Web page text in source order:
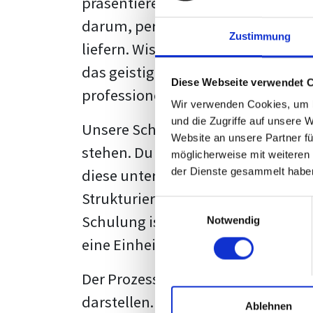
Zustimmung
Diese Webseite verwendet
Wir verwenden Cookies,
und die Zugriffe auf unsere
Website an unsere Partner
möglicherweise mit
der Dienste gesammelt
Notwendig
Ablehnen
darum, persönliche Meinungen
liefern. Wissenschaftliche Texte,
das geistige Eigentum des
professionell zu kommunizieren.
Unsere Schulung wurde mit Blick
stehen. Du wirst nicht nur
diese unter Zuhilfenahme von
Strukturierung ist ebenso
Schulung ist so konzipiert, dass
eine Einheitslösung zu bieten.
Der Prozess des
darstellen. Jedoch, ausgestattet